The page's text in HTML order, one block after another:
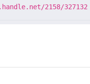
2158/327132